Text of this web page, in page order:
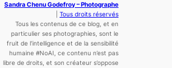
Sandra Chenu Godefroy – Photographe
Tous droits réservés
Tous les contenus de ce blog, et en
particulier ses photographies, sont le
fruit de l’intelligenceet de la sensibilité
humaine#NoAI, ce contenu n’est pas
libre de droits, et son créateur s’oppose